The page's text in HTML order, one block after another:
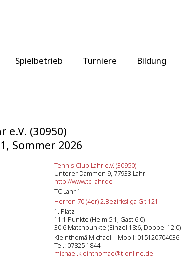
Spielbetrieb Turniere Bildung
e.V. (30950)
Sommer 2026
Tennis-Club Lahr e.V. (30950)
Unterer Dammen 9, 77933 Lahr
http://www.tc-lahr.de
TC Lahr 1
Herren 70 (4er) 2.Bezirksliga Gr. 121
1. Platz
11:1 Punkte (Heim 5:1, Gast 6:0)
30:6 Matchpunkte (Einzel 18:6, Doppel 12:0)
Kleinthomä Michael - Mobil: 015120704036
Tel.: 07825 1844
michael.kleinthomae@t-online.de